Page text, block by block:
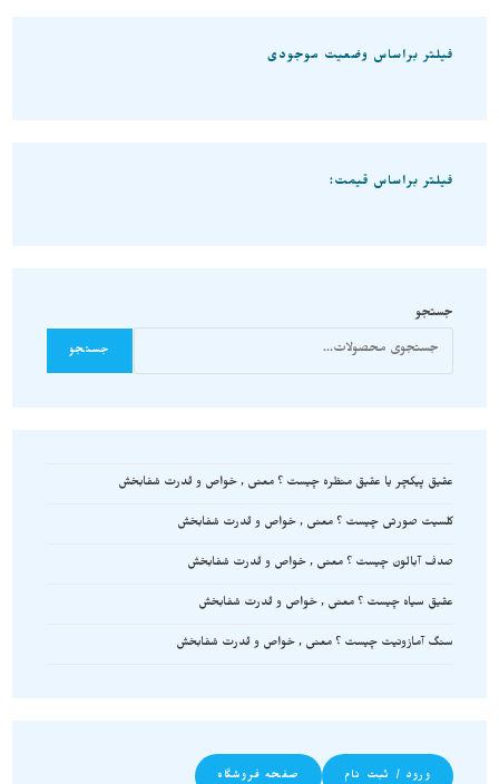
فیلتر براساس وضعیت موجودی
فیلتر براساس قیمت:
جستجو
جستجو
عقیق پیکچر یا عقیق منظره چیست ؟ معنی , خواص و قدرت شفابخش
کلسیت صورتی چیست ؟ معنی , خواص و قدرت شفابخش
صدف آبالون چیست ؟ معنی , خواص و قدرت شفابخش
عقیق سیاه چیست ؟ معنی , خواص و قدرت شفابخش
سنگ آمازونیت چیست ؟ معنی , خواص و قدرت شفابخش
ورود / ثبت نام صفحه فروشگاه